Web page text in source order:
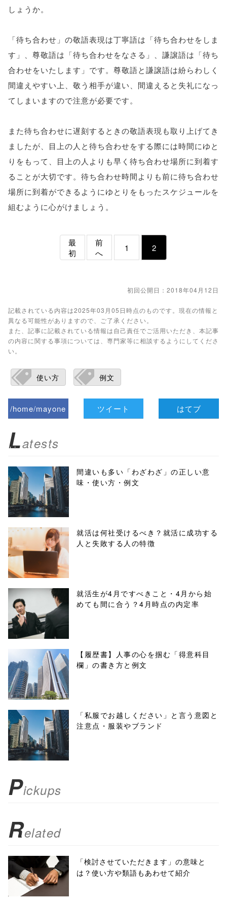
しょうか。
「待ち合わせ」の敬語表現は丁寧語は「待ち合わせをしま
す」、尊敬語は「待ち合わせをなさる」、謙譲語は「待ち
合わせをいたします」です。尊敬語と謙譲語は紛らわしく
間違えやすい上、敬う相手が違い、間違えると失礼になっ
てしまいますので注意が必要です。
また待ち合わせに遅刻するときの敬語表現も取り上げてき
ましたが、目上の人と待ち合わせをする際には時間にゆと
りをもって、目上の人よりも早く待ち合わせ場所に到着す
ることが大切です。待ち合わせ時間よりも前に待ち合わせ
場所に到着ができるようにゆとりをもったスケジュールを
組むように心がけましょう。
最
初
前
へ
1 2
初回公開日：2018年04月12日
記載されている内容は2025年03月05日時点のものです。現在の情報と
異なる可能性がありますので、ご了承ください。
また、記事に記載されている情報は自己責任でご活用いただき、本記事
の内容に関する事項については、専門家等に相談するようにしてくださ
い。
使い方 例文
/home/mayone
biz.jp/public_ht
ml/wp-
content/themes
/tapbiz_theme/
parts/sns-
buttons.php on
line10
/1042235"
onclick="windo
w.open(this.hre
f, 'Gwindow',
'width=550,
height=450,
menubar=no,
toolbar=no,
scrollbars=yes'
false;"> シェア
ツイート はてブ
Latests
間違いも多い「わざわざ」の正しい意
味・使い方・例文
就活は何社受けるべき？就活に成功する
人と失敗する人の特徴
就活生が4月ですべきこと・4月から始
めても間に合う？4月時点の内定率
【履歴書】人事の心を掴む「得意科目
欄」の書き方と例文
「私服でお越しください」と言う意図と
注意点・服装やブランド
Pickups
Related
「検討させていただきます」の意味と
は？使い方や類語もあわせて紹介